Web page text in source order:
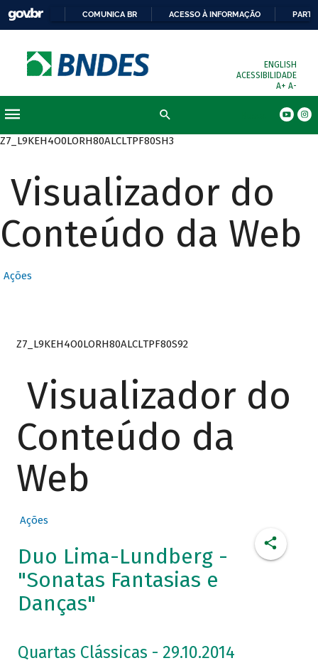
COMUNICA BR ACESSO À INFORMAÇÃO
ENGLISH
ACESSIBILIDADE
A+ A-
Z7_L9KEH4O0LORH80ALCLTPF80SH3
Visualizador do
Conteúdo da Web
Ações
Z7_L9KEH4O0LORH80ALCLTPF80S92
Visualizador do
Conteúdo da
Web
Ações
Duo Lima-Lundberg -
"Sonatas Fantasias e
Danças"
Quartas Clássicas - 29.10.2014